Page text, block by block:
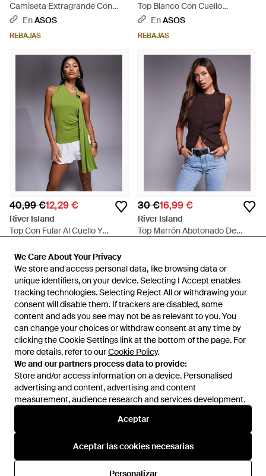
We Care About Your Privacy
We store and access personal data, like browsing data or
unique identifiers, on your device. Selecting I Accept enables
tracking technologies. Selecting Reject All or withdrawing your
consent will disable them. If trackers are disabled, some
content and ads you see may not be as relevant to you. You
can change your choices or withdraw consent at any time by
clicking the Cookie Settings link at the bottom of the page. For
more details, refer to ourCookie Policy.
We and our partners process data to provide:
Store and/or access information on a device. Personalised
advertising and content, advertising and content
measurement, audience research and services development.
Aceptar
Aceptar las cookies necesarias
Personalizar
We Care About Your Privacy
We store and access personal data, like browsing data or
unique identifiers, on your device. Selecting I Accept enables
tracking technologies. Selecting Reject All or withdrawing your
consent will disable them. If trackers are disabled, some
content and ads you see may not be as relevant to you. You
can change your choices or withdraw consent at any time by
clicking the Cookie Settings link at the bottom of the page. For
more details, refer to ourCookie Policy.
We and our partners process data to provide:
Store and/or access information on a device. Personalised
advertising and content, advertising and content
measurement, audience research and services development.
Aceptar
Aceptar las cookies necesarias
Personalizar
Camiseta Extragrande Con
Diseño Minimalista De -Rojo -
EnASOS
REBAJAS
Top Blanco Con Cuello
Redondo De Canalé De - Gris
EnASOS
REBAJAS
40,99 €12,29 €
River Island
Top Con Fular Al Cuello Y
REBAJAS
30 €16,99 €
River Island
Top Marrón Abotonado De
Mostrando 48 de 182
Internacional
Ayuda e información